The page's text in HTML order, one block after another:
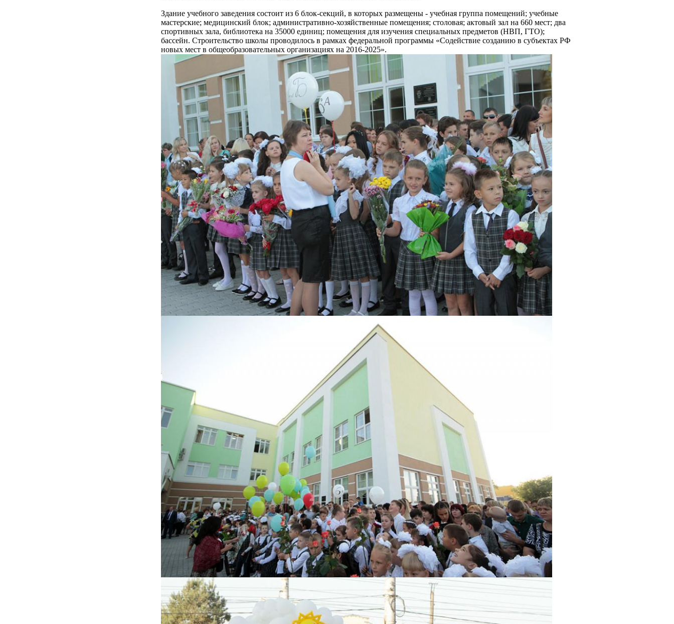
Здание учебного заведения состоит из 6 блок-секций, в которых размещены - учебная группа помещений; учебные
мастерские; медицинский блок; административно-хозяйственные помещения; столовая; актовый зал на 660 мест; два
спортивных зала, библиотека на 35000 единиц; помещения для изучения специальных предметов (НВП, ГТО);
бассейн. Строительство школы проводилось в рамках федеральной программы «Содействие созданию в субъектах РФ
новых мест в общеобразовательных организациях на 2016-2025».